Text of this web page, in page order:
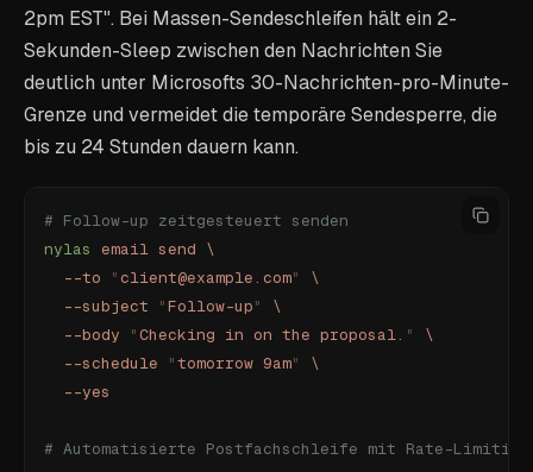
2pm EST". Bei Massen-Sendeschleifen hält ein 2-
Sekunden-Sleep zwischen den Nachrichten Sie
deutlich unter Microsofts 30-Nachrichten-pro-Minute-
Grenze und vermeidet die temporäre Sendesperre, die
bis zu 24 Stunden dauern kann.
# Follow-up zeitgesteuert senden
nylas email send \
  --to
"client@example.com"
\
  --subject
"Follow-up"
\
  --body
"Checking in on the proposal. "
\
  --schedule
"tomorrow 9am"
\
  --yes
# Automatisierte Postfachschleife mit Rate-Limiting